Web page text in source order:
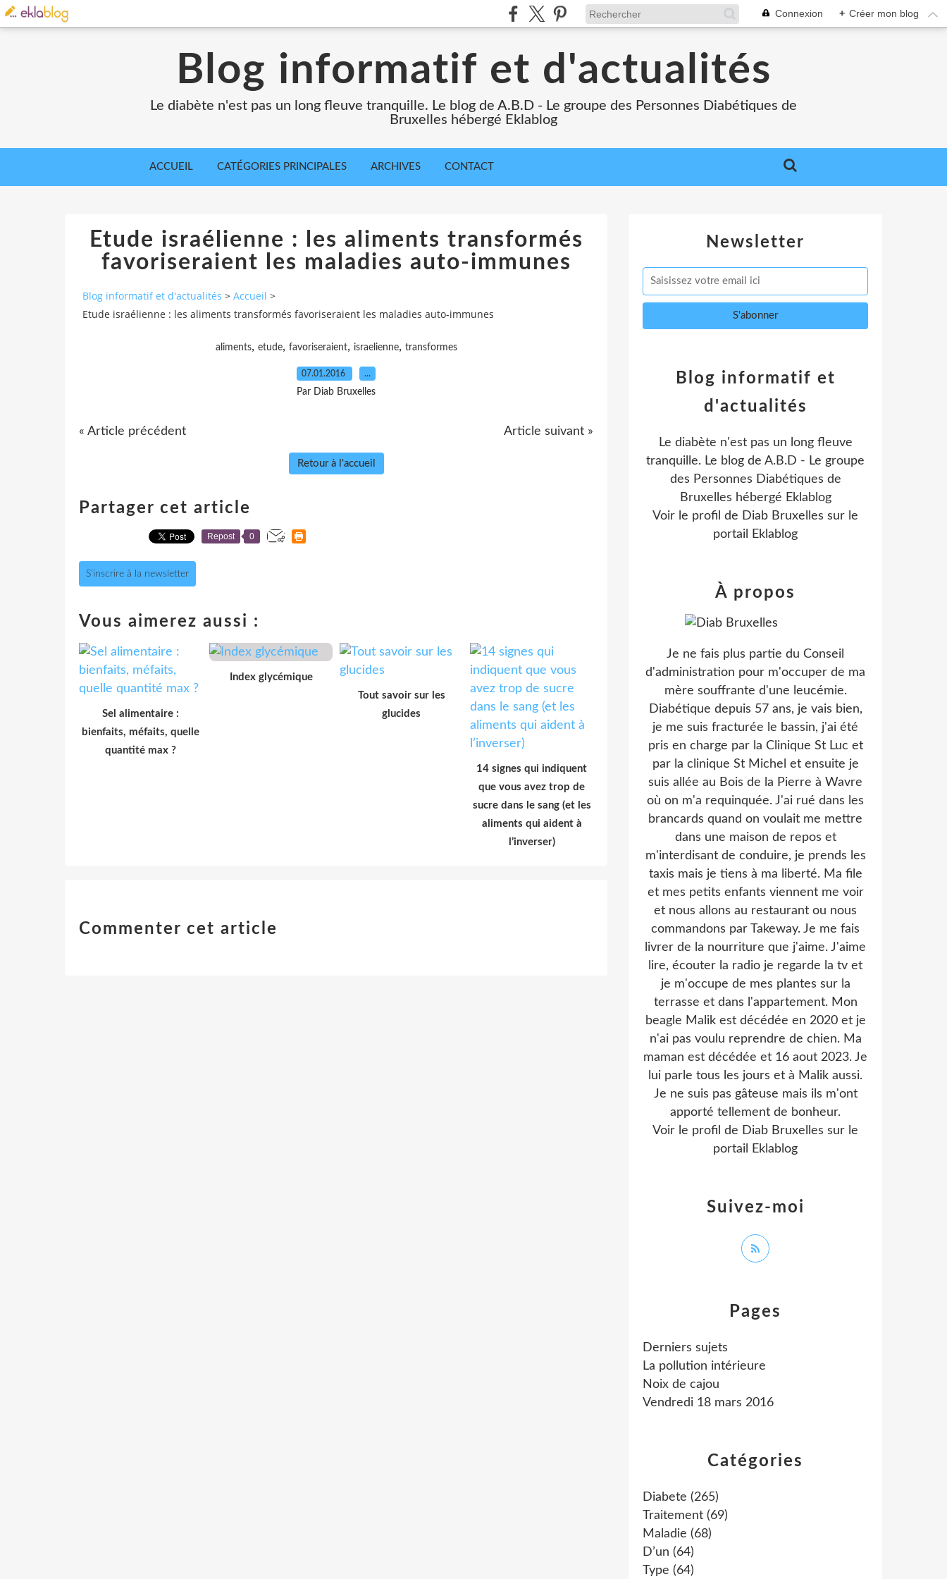
Connexion + Créer mon blog
Blog informatif et d'actualités
Le diabète n'est pas un long fleuve tranquille. Le blog de A.B.D - Le groupe des Personnes Diabétiques de
Bruxelles hébergé Eklablog
ACCUEIL CATÉGORIES PRINCIPALES ARCHIVES CONTACT
Etude israélienne : les aliments transformés
favoriseraient les maladies auto-immunes
Blog informatif et d'actualités > Accueil >
Etude israélienne : les aliments transformés favoriseraient les maladies auto-immunes
aliments, etude, favoriseraient, israelienne, transformes
07.01.2016 …
Par Diab Bruxelles
« Article précédent Article suivant »
Retour à l'accueil
Partager cet article
Repost 0
S'inscrire à la newsletter
Vous aimerez aussi :
Sel alimentaire :
bienfaits, méfaits, quelle
quantité max ?
Index glycémique
Tout savoir sur les
glucides
14 signes qui indiquent
que vous avez trop de
sucre dans le sang (et les
aliments qui aident à
l’inverser)
Commenter cet article
Newsletter
Catégories
Diabete (265)
Traitement (69)
Maladie (68)
D’un (64)
Type (64)
Pages
Derniers sujets
La pollution intérieure
Noix de cajou
Vendredi 18 mars 2016
Blog informatif et
d'actualités
Le diabète n'est pas un long fleuve
tranquille. Le blog de A.B.D - Le groupe
des Personnes Diabétiques de
Bruxelles hébergé Eklablog
Voir le profil de Diab Bruxelles sur le
portail Eklablog
Suivez-moi
À propos
Je ne fais plus partie du Conseil
d'administration pour m'occuper de ma
mère souffrante d'une leucémie.
Diabétique depuis 57 ans, je vais bien,
je me suis fracturée le bassin, j'ai été
pris en charge par la Clinique St Luc et
par la clinique St Michel et ensuite je
suis allée au Bois de la Pierre à Wavre
où on m'a requinquée. J'ai rué dans les
brancards quand on voulait me mettre
dans une maison de repos et
m'interdisant de conduire, je prends les
taxis mais je tiens à ma liberté. Ma file
et mes petits enfants viennent me voir
et nous allons au restaurant ou nous
commandons par Takeway. Je me fais
livrer de la nourriture que j'aime. J'aime
lire, écouter la radio je regarde la tv et
je m'occupe de mes plantes sur la
terrasse et dans l'appartement. Mon
beagle Malik est décédée en 2020 et je
n'ai pas voulu reprendre de chien. Ma
maman est décédée et 16 aout 2023. Je
lui parle tous les jours et à Malik aussi.
Je ne suis pas gâteuse mais ils m'ont
apporté tellement de bonheur.
Voir le profil de Diab Bruxelles sur le
portail Eklablog